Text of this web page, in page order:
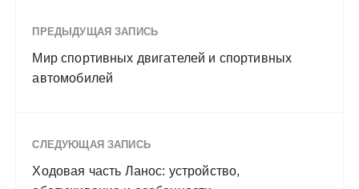
ПРЕДЫДУЩАЯ ЗАПИСЬ
Мир спортивных двигателей и спортивных
автомобилей
СЛЕДУЮЩАЯ ЗАПИСЬ
Ходовая часть Ланос: устройство,